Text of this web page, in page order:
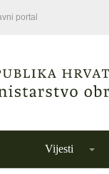
portal
Vijesti